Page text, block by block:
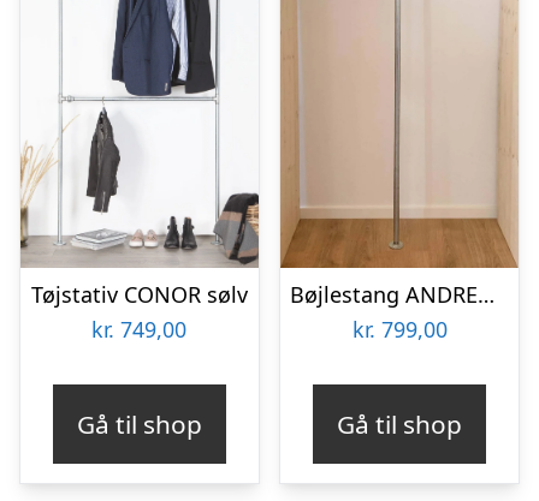
Tøjstativ CONOR sølv
kr. 749,00
Gå til shop
Bøjlestang ANDREA sølv | Bestil på specialmål
kr. 799,00
Gå til shop